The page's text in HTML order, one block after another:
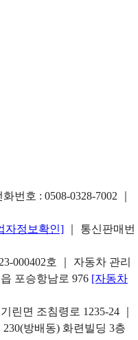
화번호 : 0508-0328-7002
자정보확인]
｜ 통신판매번
000402호 ｜ 자동차 관리
포승항남로 976 [자동차
린면 조침령로 1235-24 ｜
방배동) 화련빌딩 3층